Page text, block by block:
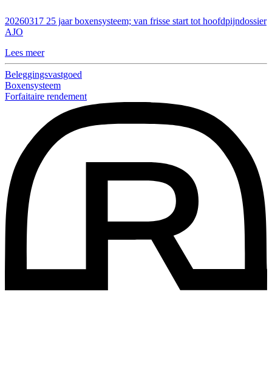
20260317 25 jaar boxensysteem; van frisse start tot hoofdpijndossier
AJO
Lees meer
Beleggingsvastgoed
Boxensysteem
Forfaitaire rendement